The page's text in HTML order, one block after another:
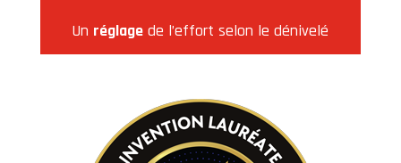
Un réglage de l’effort selon le dénivelé